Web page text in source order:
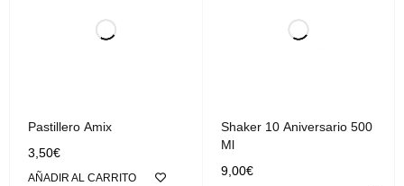
Pastillero Amix
3,50€
AÑADIR AL CARRITO
Shaker 10 Aniversario 500
Ml
9,00€